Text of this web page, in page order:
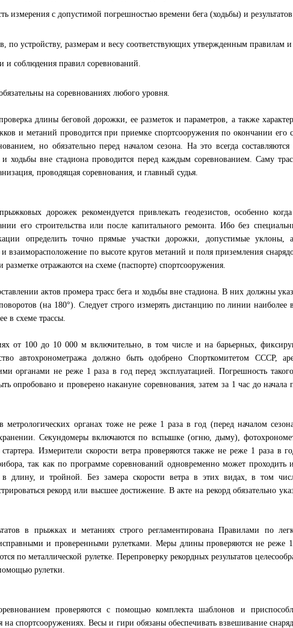
измерения с допустимой погрешностью времени бега (ходьбы) и
по устройству, размерам и весу соответствующих утвержденным правилам
и соблюдения правил соревнований.
на соревнованиях любого уровня.
длины беговой дорожки, ее разметок и параметров, а также
и метаний проводится при приемке спортсооружения по окончании его
но обязательно перед началом сезона. На это всегда
ходьбы вне стадиона проводится перед каждым соревнованием. Саму
проводящая соревнования, и главный судья.
дорожек рекомендуется привлекать геодезистов, особенно
его строительства или после капитального ремонта. Ибо без
определить точно прямые участки дорожки, допустимые уклоны,
взаиморасположение по высоте кругов метаний и поля приземления
отражаются на схеме (паспорте) спортсооружения.
актов промера трасс бега и ходьбы вне стадиона. В них должны
(на 180°). Следует строго измерять дистанцию по линии наиболее
в схеме трассы.
от 100 до 10 000 м включительно, в том числе и на барьерных,
автохронометража должно быть одобрено Спорткомитетом СССР,
органами не реже 1 раза в год перед эксплуатацией. Погрешность
опробовано и проверено накануне соревнования, затем за 1 час до начала
метрологических органах тоже не реже 1 раза в год (перед началом
Секундомеры включаются по вспышке (огню, дыму),
Измерители скорости ветра проверяются также не реже 1 раза в
так как по программе соревнований одновременно может проходить
длину, и тройной. Без замера скорости ветра в этих видах, в том
рекорд или высшее достижение. В акте на рекорд обязательно
в прыжках и метаниях строго регламентирована Правилами по
и проверенными рулетками. Меры длины проверяются не реже
по металлической рулетке. Перепроверку рекордных результатов
рулетки.
проверяются с помощью комплекта шаблонов и
на спортсооружениях. Весы и гири обязаны обеспечивать взвешивание